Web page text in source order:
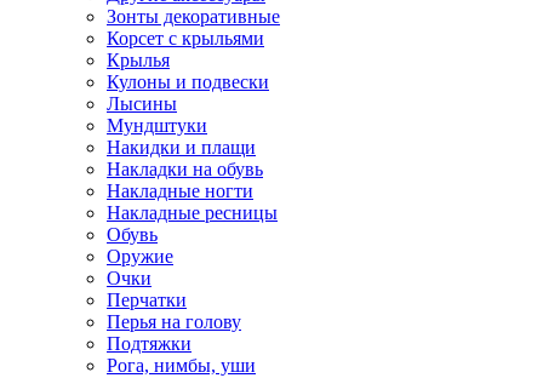
Зонты декоративные
Корсет с крыльями
Крылья
Кулоны и подвески
Лысины
Мундштуки
Накидки и плащи
Накладки на обувь
Накладные ногти
Накладные ресницы
Обувь
Оружие
Очки
Перчатки
Перья на голову
Подтяжки
Рога, нимбы, уши